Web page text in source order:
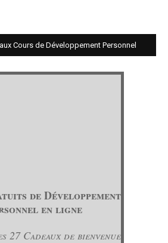
Cours de Développement Personnel
de Développement
en ligne
27 Cadeaux de bienvenue